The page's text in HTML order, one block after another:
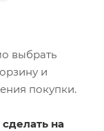
выбрать
и
покупки.
на